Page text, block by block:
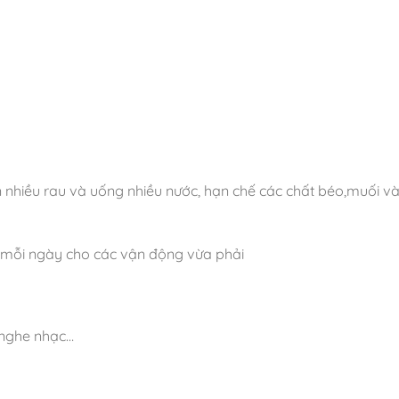
rau và uống nhiều nước, hạn chế các chất béo,muối
ngày cho các vận động vừa phải
nhạc…